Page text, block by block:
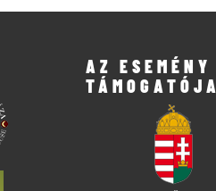
AZ ESEMÉNY
TÁMOGATÓJA